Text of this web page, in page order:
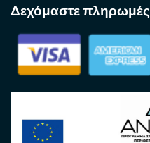
Δεχόμαστε πληρωμές